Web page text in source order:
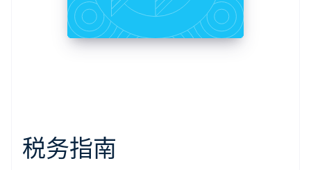
税务指南